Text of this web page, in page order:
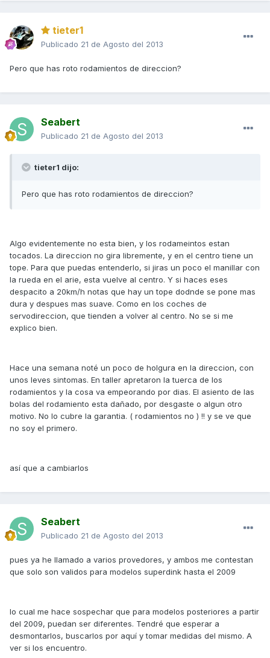
tieter1
Publicado 21 de Agosto del 2013
Pero que has roto rodamientos de direccion?
Seabert
Publicado 21 de Agosto del 2013
tieter1 dijo:
Pero que has roto rodamientos de direccion?
Algo evidentemente no esta bien, y los rodameintos estan
tocados. La direccion no gira libremente, y en el centro tiene un
tope. Para que puedas entenderlo, si jiras un poco el manillar con
la rueda en el arie, esta vuelve al centro. Y si haces eses
despacito a 20km/h notas que hay un tope dodnde se pone mas
dura y despues mas suave. Como en los coches de
servodireccion, que tienden a volver al centro. No se si me
explico bien.
Hace una semana noté un poco de holgura en la direccion, con
unos leves sintomas. En taller apretaron la tuerca de los
rodamientos y la cosa va empeorando por dias. El asiento de las
bolas del rodamiento esta dañado, por desgaste o algun otro
motivo. No lo cubre la garantia. ( rodamientos no ) !! y se ve que
no soy el primero.
así que a cambiarlos
Seabert
Publicado 21 de Agosto del 2013
pues ya he llamado a varios provedores, y ambos me contestan
que solo son validos para modelos superdink hasta el 2009
lo cual me hace sospechar que para modelos posteriores a partir
del 2009, puedan ser diferentes. Tendré que esperar a
desmontarlos, buscarlos por aquí y tomar medidas del mismo. A
ver si los encuentro.